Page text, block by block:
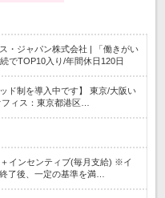
・ジャパン株式会社 | 「働きがい
でTOP10入り/年間休日120日
ド制を導入中です】 東京/大阪い
ィス：東京都港区…
インセンティブ(毎月支給) ※イ
了後、一定の基準を満…